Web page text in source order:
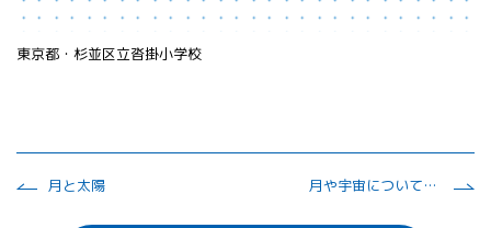
東京都・杉並区立沓掛小学校
月と太陽 月や宇宙について知ろう